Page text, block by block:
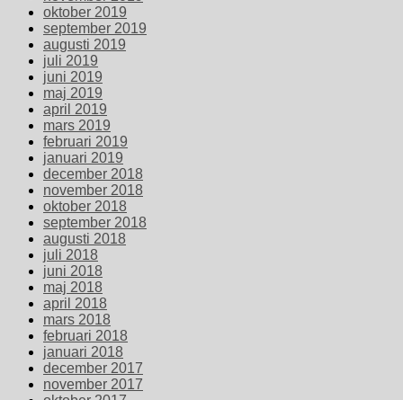
oktober 2019
september 2019
augusti 2019
juli 2019
juni 2019
maj 2019
april 2019
mars 2019
februari 2019
januari 2019
december 2018
november 2018
oktober 2018
september 2018
augusti 2018
juli 2018
juni 2018
maj 2018
april 2018
mars 2018
februari 2018
januari 2018
december 2017
november 2017